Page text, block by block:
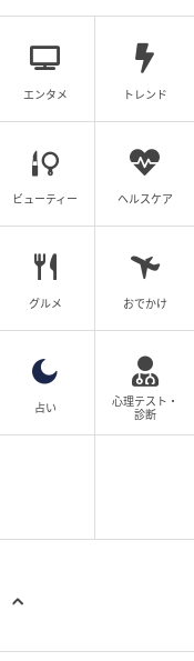
エンタメ トレンド
ビューティー ヘルスケア
グルメ おでかけ
占い
心理テスト・
診断